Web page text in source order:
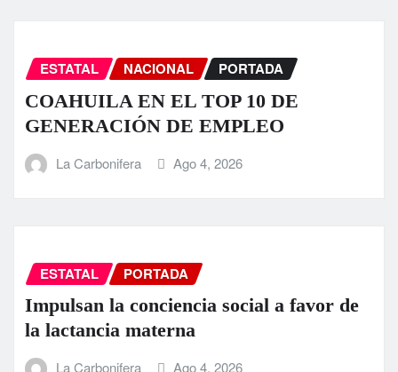
ESTATAL NACIONAL PORTADA
COAHUILA EN EL TOP 10 DE
GENERACIÓN DE EMPLEO
La Carbonifera Ago 4, 2026
ESTATAL PORTADA
Impulsan la conciencia social a favor de
la lactancia materna
La Carbonifera Ago 4, 2026